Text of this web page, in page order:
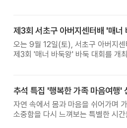
오는 9월 12일(토), 서초구 아버지센
제3회 '매너 바둑왕' 바둑 대회를 개
추석 특집 '행복한 가족 마음여행'
자연 속에서 몸과 마음을 쉬어가며 가
소중함을 다시 느껴보는 특별한 시간